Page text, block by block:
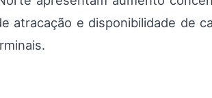
atracação e disponibilidade de